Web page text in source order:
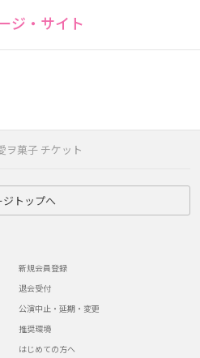
ヲ菓子 チケット
ジ・サイト
ジトップへ
新規会員登録
退会受付
公演中止・延期・変更
推奨環境
はじめての方へ